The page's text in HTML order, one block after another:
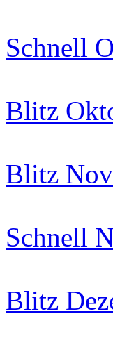
Schnell
Blitz
Blitz
Schnell
Blitz